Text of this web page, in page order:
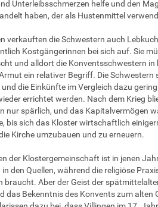
Unterleibsschmerzen helfe und den
haben, der als Hustenmittel
verkauften die Schwestern auch
Kostgängerinnen bei sich auf. Sie
und alldort die Konventsschwestern
ein relativer Begriff. Die
die Einkünfte im Vergleich dazu
errichtet werden. Nach dem Krieg
nur spärlich, und das Kapitalvermögen
bis sich das Kloster wirtschaftlich
Kirche umzubauen und zu erneuern.
der Klostergemeinschaft ist in jenen
den Quellen, während die religiöse
braucht. Aber der Geist der
das Bekenntnis des Konvents zum